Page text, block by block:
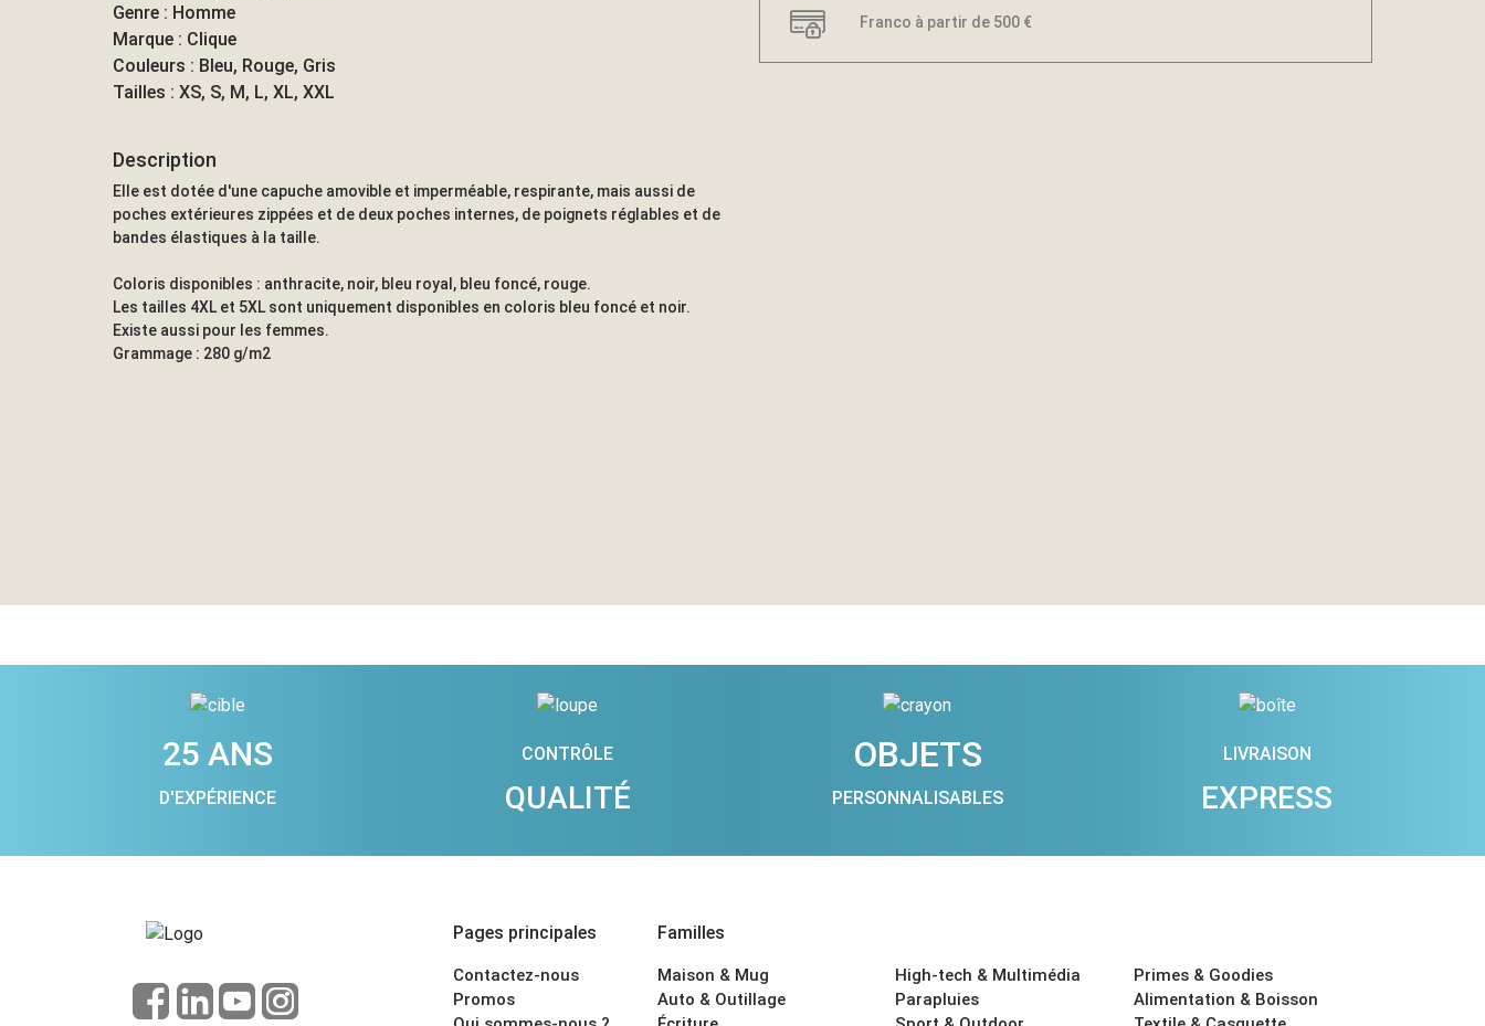
Genre : Homme
Marque : Clique
Couleurs : Bleu, Rouge, Gris
Tailles : XS, S, M, L, XL, XXL
Description
Elle est dotée d'une capuche amovible et imperméable, respirante, mais aussi de
poches extérieures zippées et de deux poches internes, de poignets réglables et de
bandes élastiques à la taille.
Coloris disponibles : anthracite, noir, bleu royal, bleu foncé, rouge.
Les tailles 4XL et 5XL sont uniquement disponibles en coloris bleu foncé et noir.
Existe aussi pour les femmes.
Grammage : 280 g/m2
Franco à partir de 500 €
25 ANS
D'EXPÉRIENCE
CONTRÔLE
QUALITÉ
OBJETS
PERSONNALISABLES
LIVRAISON
EXPRESS
Pages principales
Contactez-nous
Promos
Familles
Maison & Mug
Auto & Outillage
High-tech & Multimédia
Parapluies
Primes & Goodies
Alimentation & Boisson